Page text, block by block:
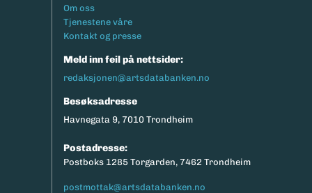
Footermeny
Om oss
Tjenestene våre
Kontakt og presse
Meld inn feil på nettsider:
redaksjonen@artsdatabanken.no
Besøksadresse
Havnegata 9, 7010 Trondheim
Postadresse:
Postboks 1285 Torgarden, 7462 Trondheim
postmottak@artsdatabanken.no